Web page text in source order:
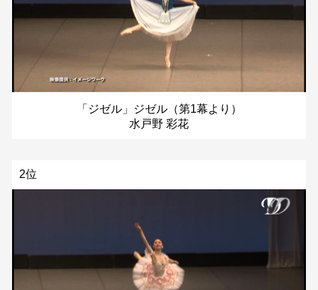
「ジゼル」ジゼル（第1幕より）
水戸野 彩花
2位